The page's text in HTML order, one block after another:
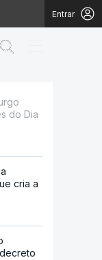
Entrar
de
do Dia
cria a